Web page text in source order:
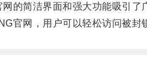
简洁界面和强大功能吸引了
网，用户可以轻松访问被封